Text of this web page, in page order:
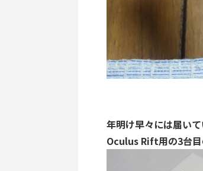
年明け早々には届い
Oculus Rift用の3台目